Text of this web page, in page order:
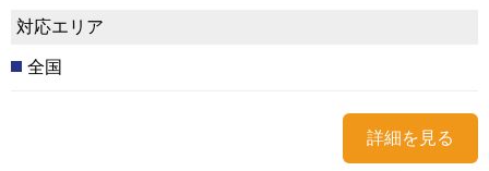
対応エリア
全国
詳細を見る